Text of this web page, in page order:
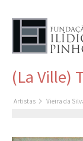
(La Ville)
Artistas Vieira da